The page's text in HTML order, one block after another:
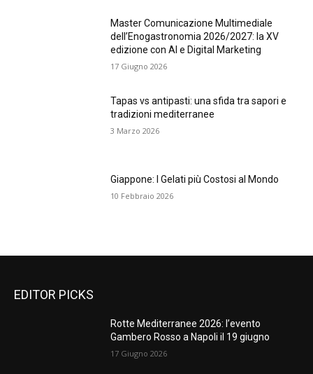
Master Comunicazione Multimediale
dell’Enogastronomia 2026/2027: la XV
edizione con AI e Digital Marketing
17 Giugno 2026
Tapas vs antipasti: una sfida tra sapori e
tradizioni mediterranee
3 Marzo 2026
Giappone: I Gelati più Costosi al Mondo
10 Febbraio 2026
EDITOR PICKS
Rotte Mediterranee 2026: l’evento
Gambero Rosso a Napoli il 19 giugno
17 Giugno 2026